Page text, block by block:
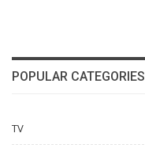
POPULAR CATEGORIES
TV